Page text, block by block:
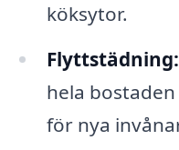
köksytor.
Flyttstädning:
hela
för nya